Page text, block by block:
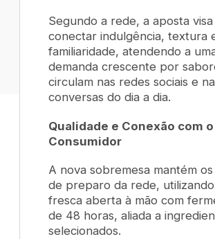
Segundo a rede, a aposta visa
conectar indulgência, textura
familiaridade, atendendo a
demanda crescente por
circulam nas redes sociais e
conversas do dia a dia.
Qualidade e Conexão com o
Consumidor
A nova sobremesa mantém
de preparo da rede, utilizando
fresca aberta à mão com
de 48 horas, aliada a
selecionados.